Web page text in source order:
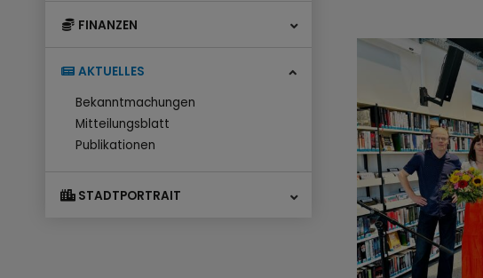
FINANZEN
AKTUELLES
Bekanntmachungen
Mitteilungsblatt
Publikationen
STADTPORTRAIT